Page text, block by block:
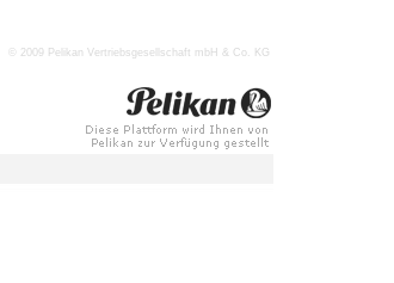
| © 2009 Pelikan Vertriebsgesellschaft mbH & Co. KG